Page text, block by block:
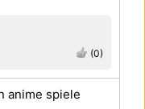
(0)
anime spiele